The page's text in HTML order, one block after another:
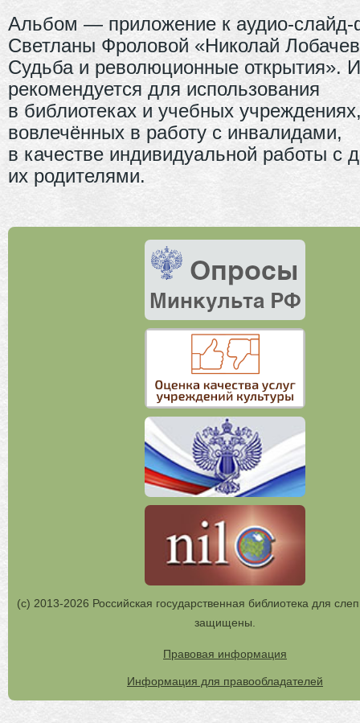
Альбом — приложение к аудио-
Светланы Фроловой «Николай
Судьба и революционные открытия».
рекомендуется для использования
в библиотеках и учебных
вовлечённых в работу с инвалидами,
в качестве индивидуальной работы с
их родителями.
(с) 2013-2026 Российская государственная библиотека для
защищены.
Правовая информация
Информация для правообладателей